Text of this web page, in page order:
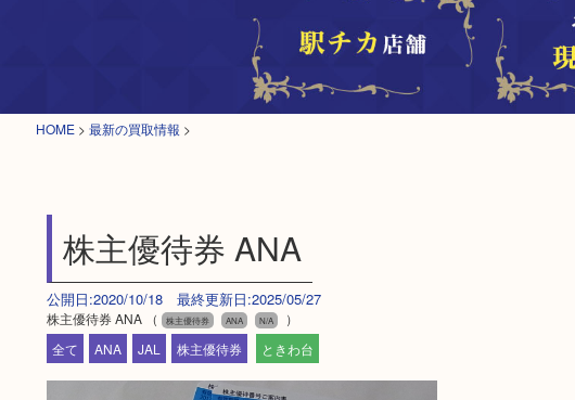
HOME > 最新の買取情報 >
株主優待券 ANA
公開日:2020/10/18 最終更新日:2025/05/27
株主優待券 ANA （ 株主優待券 ANA N/A
）
全て
ANA JAL 株主優待券 ときわ台